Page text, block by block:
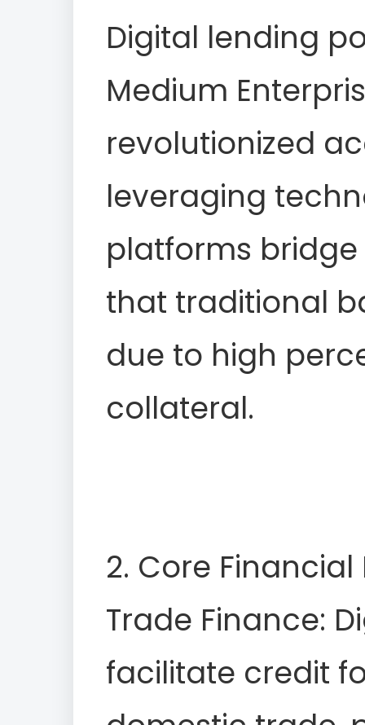
Digital lending
Medium
revolutionized
leveraging
platforms
that traditional
due to high
collateral.
2. Core
Trade Finance:
facilitate credit